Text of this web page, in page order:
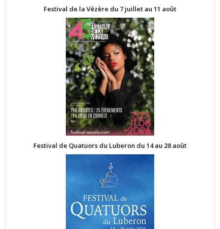
Festival de la Vézère du 7 juillet au 11 août
Festival de Quatuors du Luberon du 14 au 28 août